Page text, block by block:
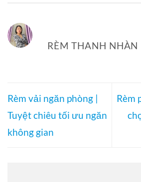
RÈM THANH NHÀN
Rèm vải ngăn phòng |
Tuyệt chiêu tối ưu ngăn
không gian
Rèm